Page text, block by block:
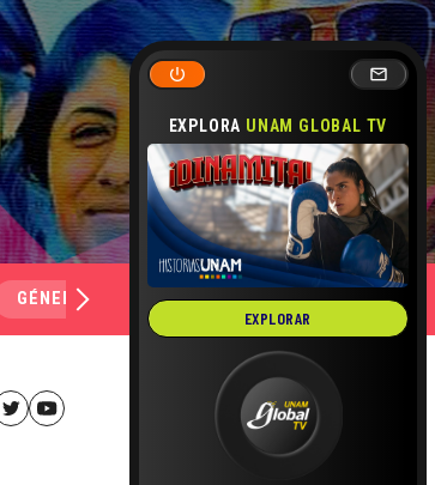
EXPLORA UNAM GLOBAL TV
EXPLORAR
GÉNERO Y SEXUALIDAD SALUD